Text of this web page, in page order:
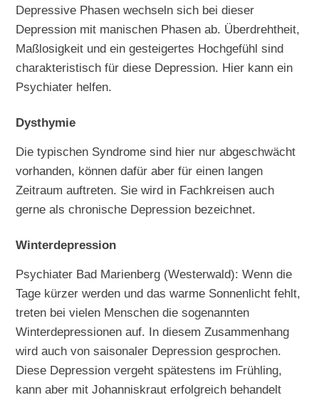
Depressive Phasen wechseln sich bei dieser
Depression mit manischen Phasen ab. Überdrehtheit,
Maßlosigkeit und ein gesteigertes Hochgefühl sind
charakteristisch für diese Depression. Hier kann ein
Psychiater helfen.
Dysthymie
Die typischen Syndrome sind hier nur abgeschwächt
vorhanden, können dafür aber für einen langen
Zeitraum auftreten. Sie wird in Fachkreisen auch
gerne als chronische Depression bezeichnet.
Winterdepression
Psychiater Bad Marienberg (Westerwald): Wenn die
Tage kürzer werden und das warme Sonnenlicht fehlt,
treten bei vielen Menschen die sogenannten
Winterdepressionen auf. In diesem Zusammenhang
wird auch von saisonaler Depression gesprochen.
Diese Depression vergeht spätestens im Frühling,
kann aber mit Johanniskraut erfolgreich behandelt